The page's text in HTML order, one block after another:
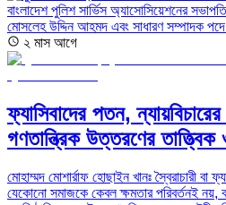
বাংলাদেশ পুলিশ সার্ভিস অ্যাসোসিয়েশনের
মোসলেহ উদ্দিন আহমদ এবং সাধারণ সম্পাদক
২ মাস আগে
ফ্যাসিবাদের পতন,
গণতান্ত্রিক উত্তরণের তাত্ত্বিক
মোহাম্মদ মোশার্রাফ হোছাইন খানঃ স্বৈরাচারী বা
যেকোনো সমাজকে কেবল ক্ষমতার পরিবর্তনই নয়,